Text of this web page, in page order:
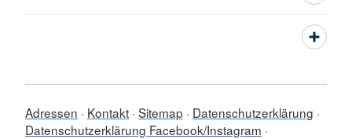
Adressen Kontakt Sitemap
Datenschutzerklärung
Datenschutzerklärung Facebook/Instagram